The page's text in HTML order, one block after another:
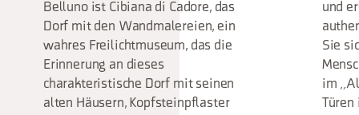
Belluno ist Cibiana di Cadore, das
Dorf mit den Wandmalereien, ein
wahres Freilichtmuseum, das die
Erinnerung an dieses
charakteristische Dorf mit seinen
alten Häusern, Kopfsteinpflaster
und
Sie
im
Türen